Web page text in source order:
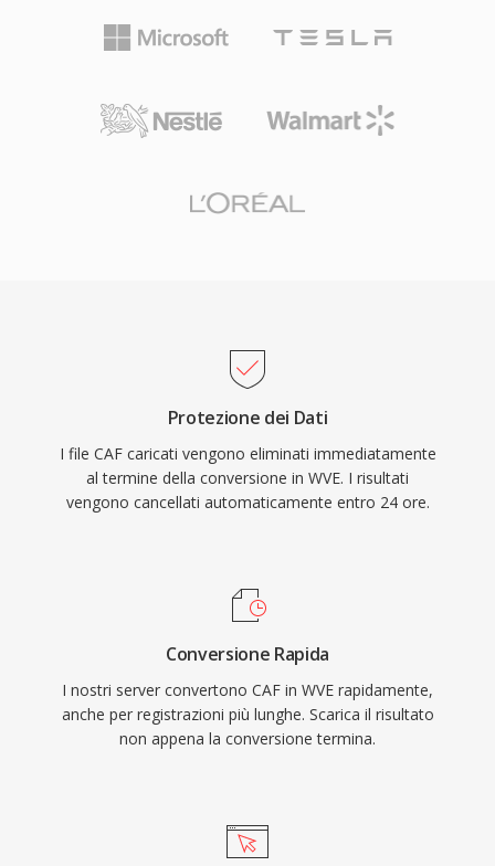
Protezione dei Dati
I file CAF caricati vengono eliminati immediatamente
al termine della conversione in WVE. I risultati
vengono cancellati automaticamente entro 24 ore.
Conversione Rapida
I nostri server convertono CAF in WVE rapidamente,
anche per registrazioni più lunghe. Scarica il risultato
non appena la conversione termina.